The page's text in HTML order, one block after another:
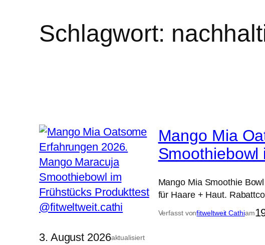
Schlagwort:
3. August 2026aktualisiert
Mango Mia
Smoothiebowl
Mango Mia Smoothie
für Haare + Haut.
Verfasst vonfitweltweit Cathiam